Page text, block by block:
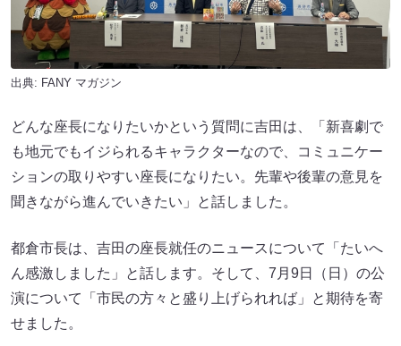
出典: FANY マガジン
どんな座長になりたいかという質問に吉田は、「新喜劇で
も地元でもイジられるキャラクターなので、コミュニケー
ションの取りやすい座長になりたい。先輩や後輩の意見を
聞きながら進んでいきたい」と話しました。
都倉市長は、吉田の座長就任のニュースについて「たいへ
ん感激しました」と話します。そして、7月9日（日）の公
演について「市民の方々と盛り上げられれば」と期待を寄
せました。